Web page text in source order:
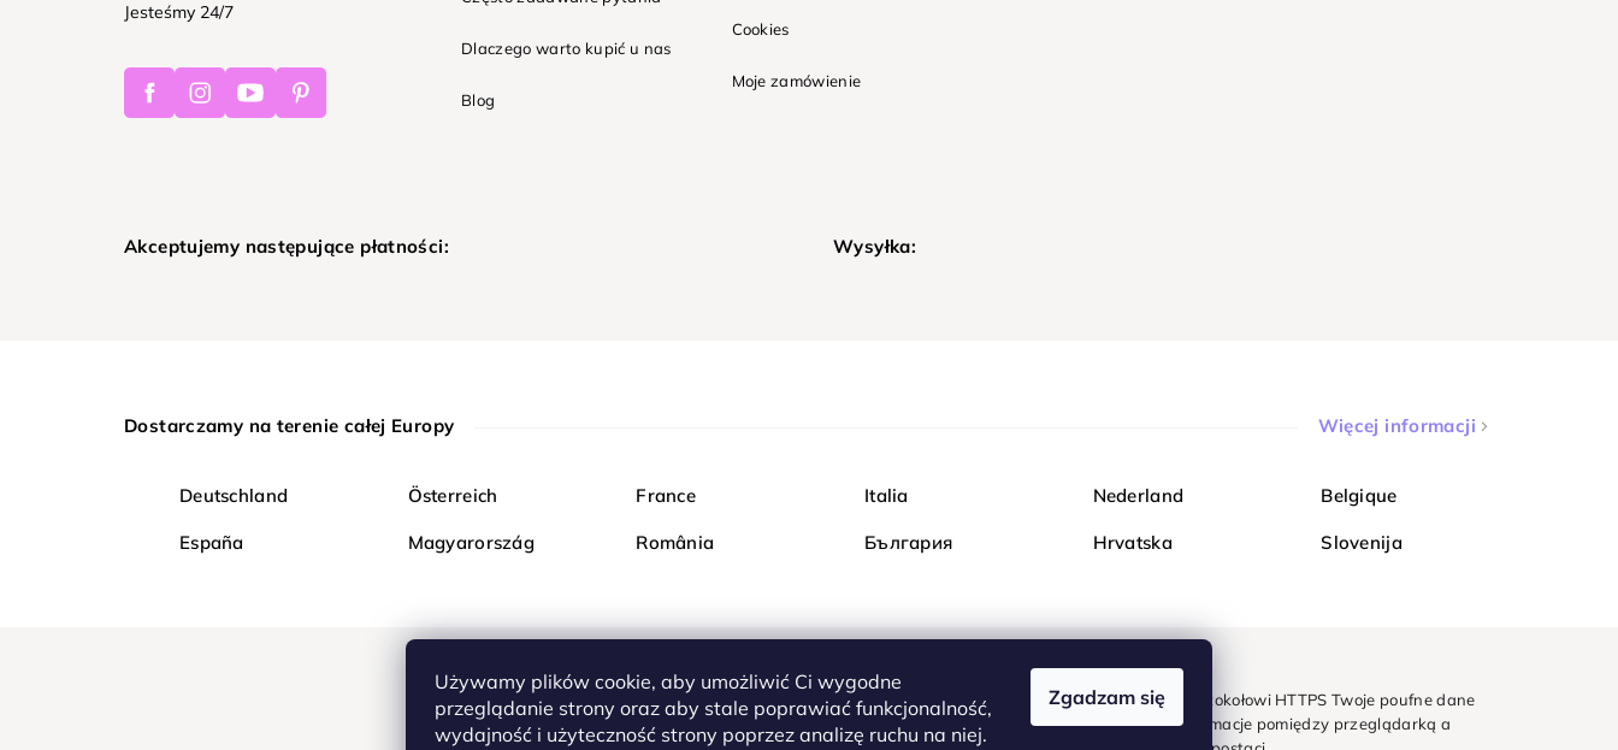
Używamy plików cookie, aby umożliwić Ci wygodne
przeglądanie strony oraz aby stale poprawiać funkcjonalność,
wydajność i użyteczność strony poprzez analizę ruchu na niej.
Zgadzam się
Jesteśmy 24/7
FacebookInstagramYoutubePinterest
Dlaczego warto kupić u nas
Blog
Cookies
Moje zamówienie
Akceptujemy następujące płatności: Wysyłka:
Dostarczamy na terenie całej Europy Więcej informacji
Deutschland Österreich France Italia Nederland Belgique
España Magyarország România България Hrvatska Slovenija
Kupuj bezpiecznie w Diamondi. Dzięki protokołowi HTTPS Twoje poufne dane
są całkowicie bezpieczne - wszystkie informacje pomiędzy przeglądarką a